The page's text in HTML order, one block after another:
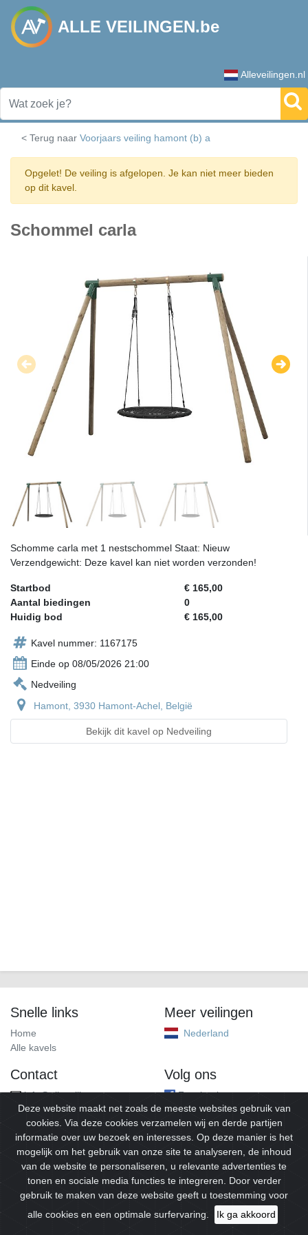
ALLE VEILINGEN.be
Alleveilingen.nl
< Terug naar Voorjaars veiling hamont (b) a
Opgelet! De veiling is afgelopen. Je kan niet meer bieden
op dit kavel.
Schommel carla
Schomme carla met 1 nestschommel Staat: Nieuw
Verzendgewicht: Deze kavel kan niet worden verzonden!
Startbod
€ 165,00
Aantal biedingen
0
Huidig bod
€ 165,00
Kavel nummer: 1167175
Einde op 08/05/2026 21:00
Nedveiling
Hamont, 3930 Hamont-Achel, België
Bekijk dit kavel op Nedveiling
Snelle links
Home
Alle kavels
Meer veilingen
Nederland
Contact
info@alleveilingen.net
Volg ons
Facebook
© 2026Alleveilingen.Alle rechten voorbehouden.
Deze website maakt net zoals de meeste websites gebruik van
cookies. Via deze cookies verzamelen wij en derde partijen
informatie over uw bezoek en interesses. Op deze manier is het
mogelijk om het gebruik van onze site te analyseren, de inhoud
van de website te personaliseren, u relevante advertenties te
tonen en sociale media functies te integreren. Door verder
gebruik te maken van deze website geeft u toestemming voor
alle cookies en een optimale surfervaring.
Ik ga akkoord